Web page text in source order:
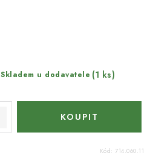
Skladem u dodavatele (1 ks)
Kód: 714.060.11